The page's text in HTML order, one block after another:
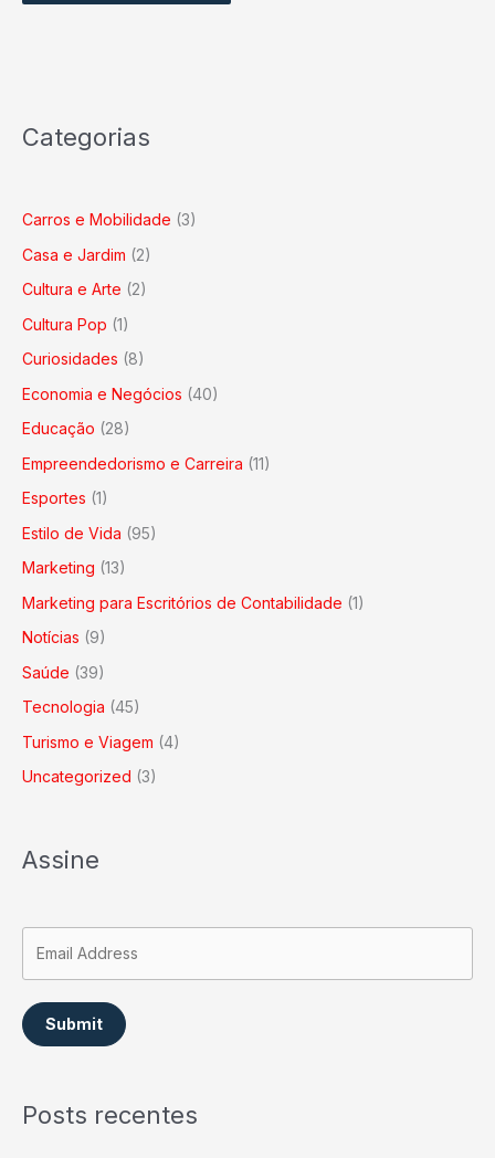
Categorias
Carros e Mobilidade (3)
Casa e Jardim (2)
Cultura e Arte (2)
Cultura Pop (1)
Curiosidades (8)
Economia e Negócios (40)
Educação (28)
Empreendedorismo e Carreira (11)
Esportes (1)
Estilo de Vida (95)
Marketing (13)
Marketing para Escritórios de Contabilidade (1)
Notícias (9)
Saúde (39)
Tecnologia (45)
Turismo e Viagem (4)
Uncategorized (3)
Assine
Submit
Posts recentes